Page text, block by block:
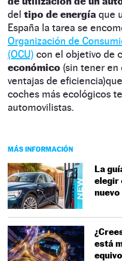
del tipo de energía que
España la tarea se
Organización de
(OCU) con el objetivo de
económico (sin tener en
ventajas de
coches más ecológicos
automovilistas.
MÁS INFORMACIÓN
La
elegir
está